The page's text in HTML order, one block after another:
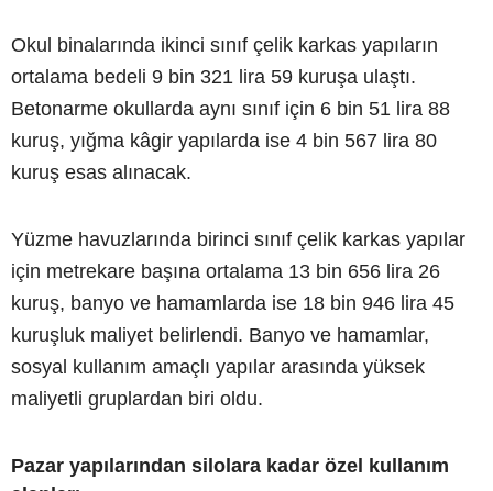
Okul binalarında ikinci sınıf çelik karkas yapıların
ortalama bedeli 9 bin 321 lira 59 kuruşa ulaştı.
Betonarme okullarda aynı sınıf için 6 bin 51 lira 88
kuruş, yığma kâgir yapılarda ise 4 bin 567 lira 80
kuruş esas alınacak.
Yüzme havuzlarında birinci sınıf çelik karkas yapılar
için metrekare başına ortalama 13 bin 656 lira 26
kuruş, banyo ve hamamlarda ise 18 bin 946 lira 45
kuruşluk maliyet belirlendi. Banyo ve hamamlar,
sosyal kullanım amaçlı yapılar arasında yüksek
maliyetli gruplardan biri oldu.
Pazar yapılarından silolara kadar özel kullanım